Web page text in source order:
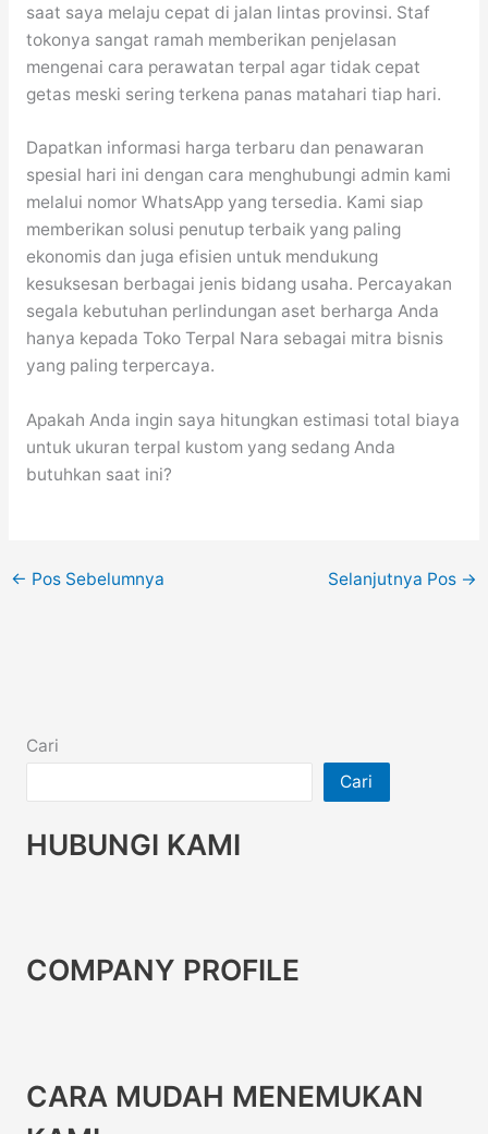
saat saya melaju cepat di jalan lintas provinsi. Staf
tokonya sangat ramah memberikan penjelasan
mengenai cara perawatan terpal agar tidak cepat
getas meski sering terkena panas matahari tiap hari.
Dapatkan informasi harga terbaru dan penawaran
spesial hari ini dengan cara menghubungi admin kami
melalui nomor WhatsApp yang tersedia. Kami siap
memberikan solusi penutup terbaik yang paling
ekonomis dan juga efisien untuk mendukung
kesuksesan berbagai jenis bidang usaha. Percayakan
segala kebutuhan perlindungan aset berharga Anda
hanya kepada Toko Terpal Nara sebagai mitra bisnis
yang paling terpercaya.
Apakah Anda ingin saya hitungkan estimasi total biaya
untuk ukuran terpal kustom yang sedang Anda
butuhkan saat ini?
← Pos Sebelumnya Selanjutnya Pos →
Cari
Cari
HUBUNGI KAMI
COMPANY PROFILE
CARA MUDAH MENEMUKAN